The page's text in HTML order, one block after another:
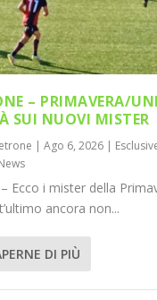
– PRIMAVERA/
SUI NUOVI MISTER
|Ago 6, 2026 |
Ecco i mister della
ancora non...
DI PIÙ